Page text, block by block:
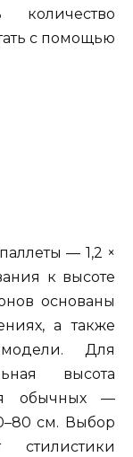
количество
с помощью
— 1,2 ×
к высоте
основаны
а также
модели. Для
высота
обычных —
см. Выбор